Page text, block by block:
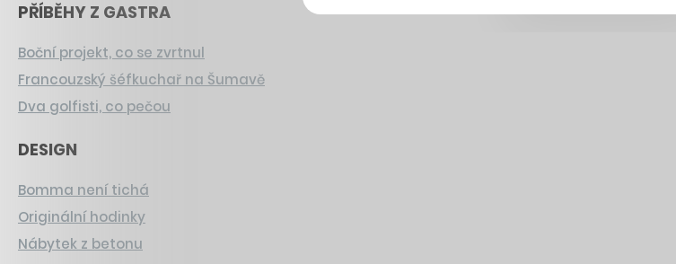
PŘÍBĚHY Z GASTRA
Boční projekt, co se zvrtnul
Francouzský šéfkuchař na Šumavě
Dva golfisti, co pečou
DESIGN
Bomma není tichá
Originální hodinky
Nábytek z betonu